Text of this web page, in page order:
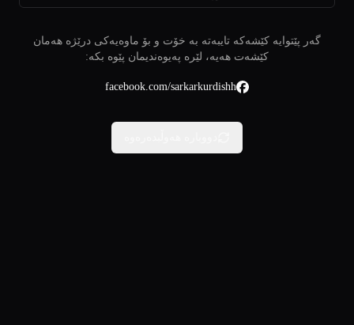
گەر پێتوایە کێشەکە تایبەتە بە خۆت و بۆ ماوەیەکی درێژە هەمان
کێشەت هەیە، لێرە پەیوەندیمان پێوە بکە:
facebook.com/sarkarkurdishh